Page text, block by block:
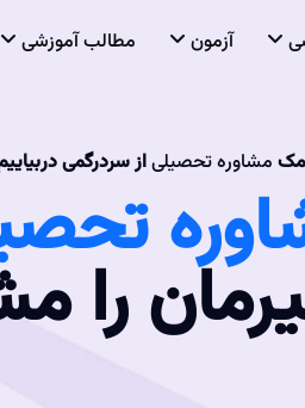
آزمون مطالب آموزشی
مشاوره تحصیلیاز سردرگمی